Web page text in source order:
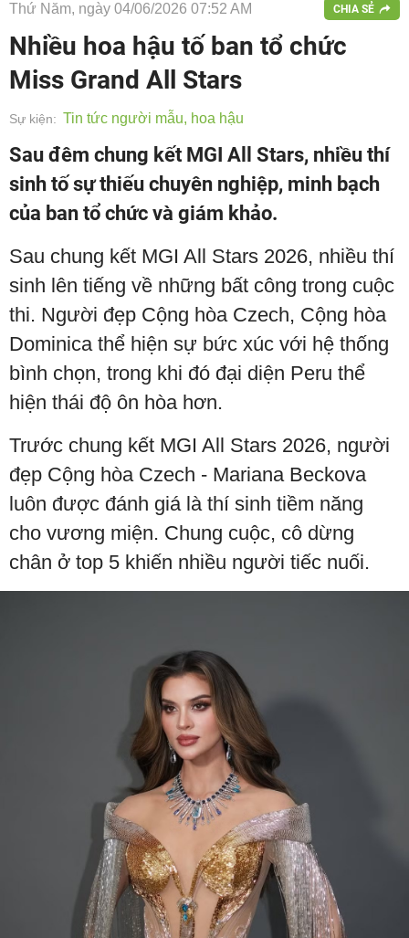
Thứ Năm, ngày 04/06/2026 07:52 AM CHIA SẺ
Nhiều hoa hậu tố ban tổ chức
Miss Grand All Stars
Sự kiện: Tin tức người mẫu, hoa hậu
Sau đêm chung kết MGI All Stars, nhiều thí
sinh tố sự thiếu chuyên nghiệp, minh bạch
của ban tổ chức và giám khảo.
Sau chung kết MGI All Stars 2026, nhiều thí
sinh lên tiếng về những bất công trong cuộc
thi. Người đẹp Cộng hòa Czech, Cộng hòa
Dominica thể hiện sự bức xúc với hệ thống
bình chọn, trong khi đó đại diện Peru thể
hiện thái độ ôn hòa hơn.
Trước chung kết MGI All Stars 2026, người
đẹp Cộng hòa Czech - Mariana Beckova
luôn được đánh giá là thí sinh tiềm năng
cho vương miện. Chung cuộc, cô dừng
chân ở top 5 khiến nhiều người tiếc nuối.